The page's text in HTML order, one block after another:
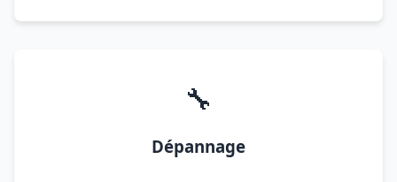
🔧
Dépannage